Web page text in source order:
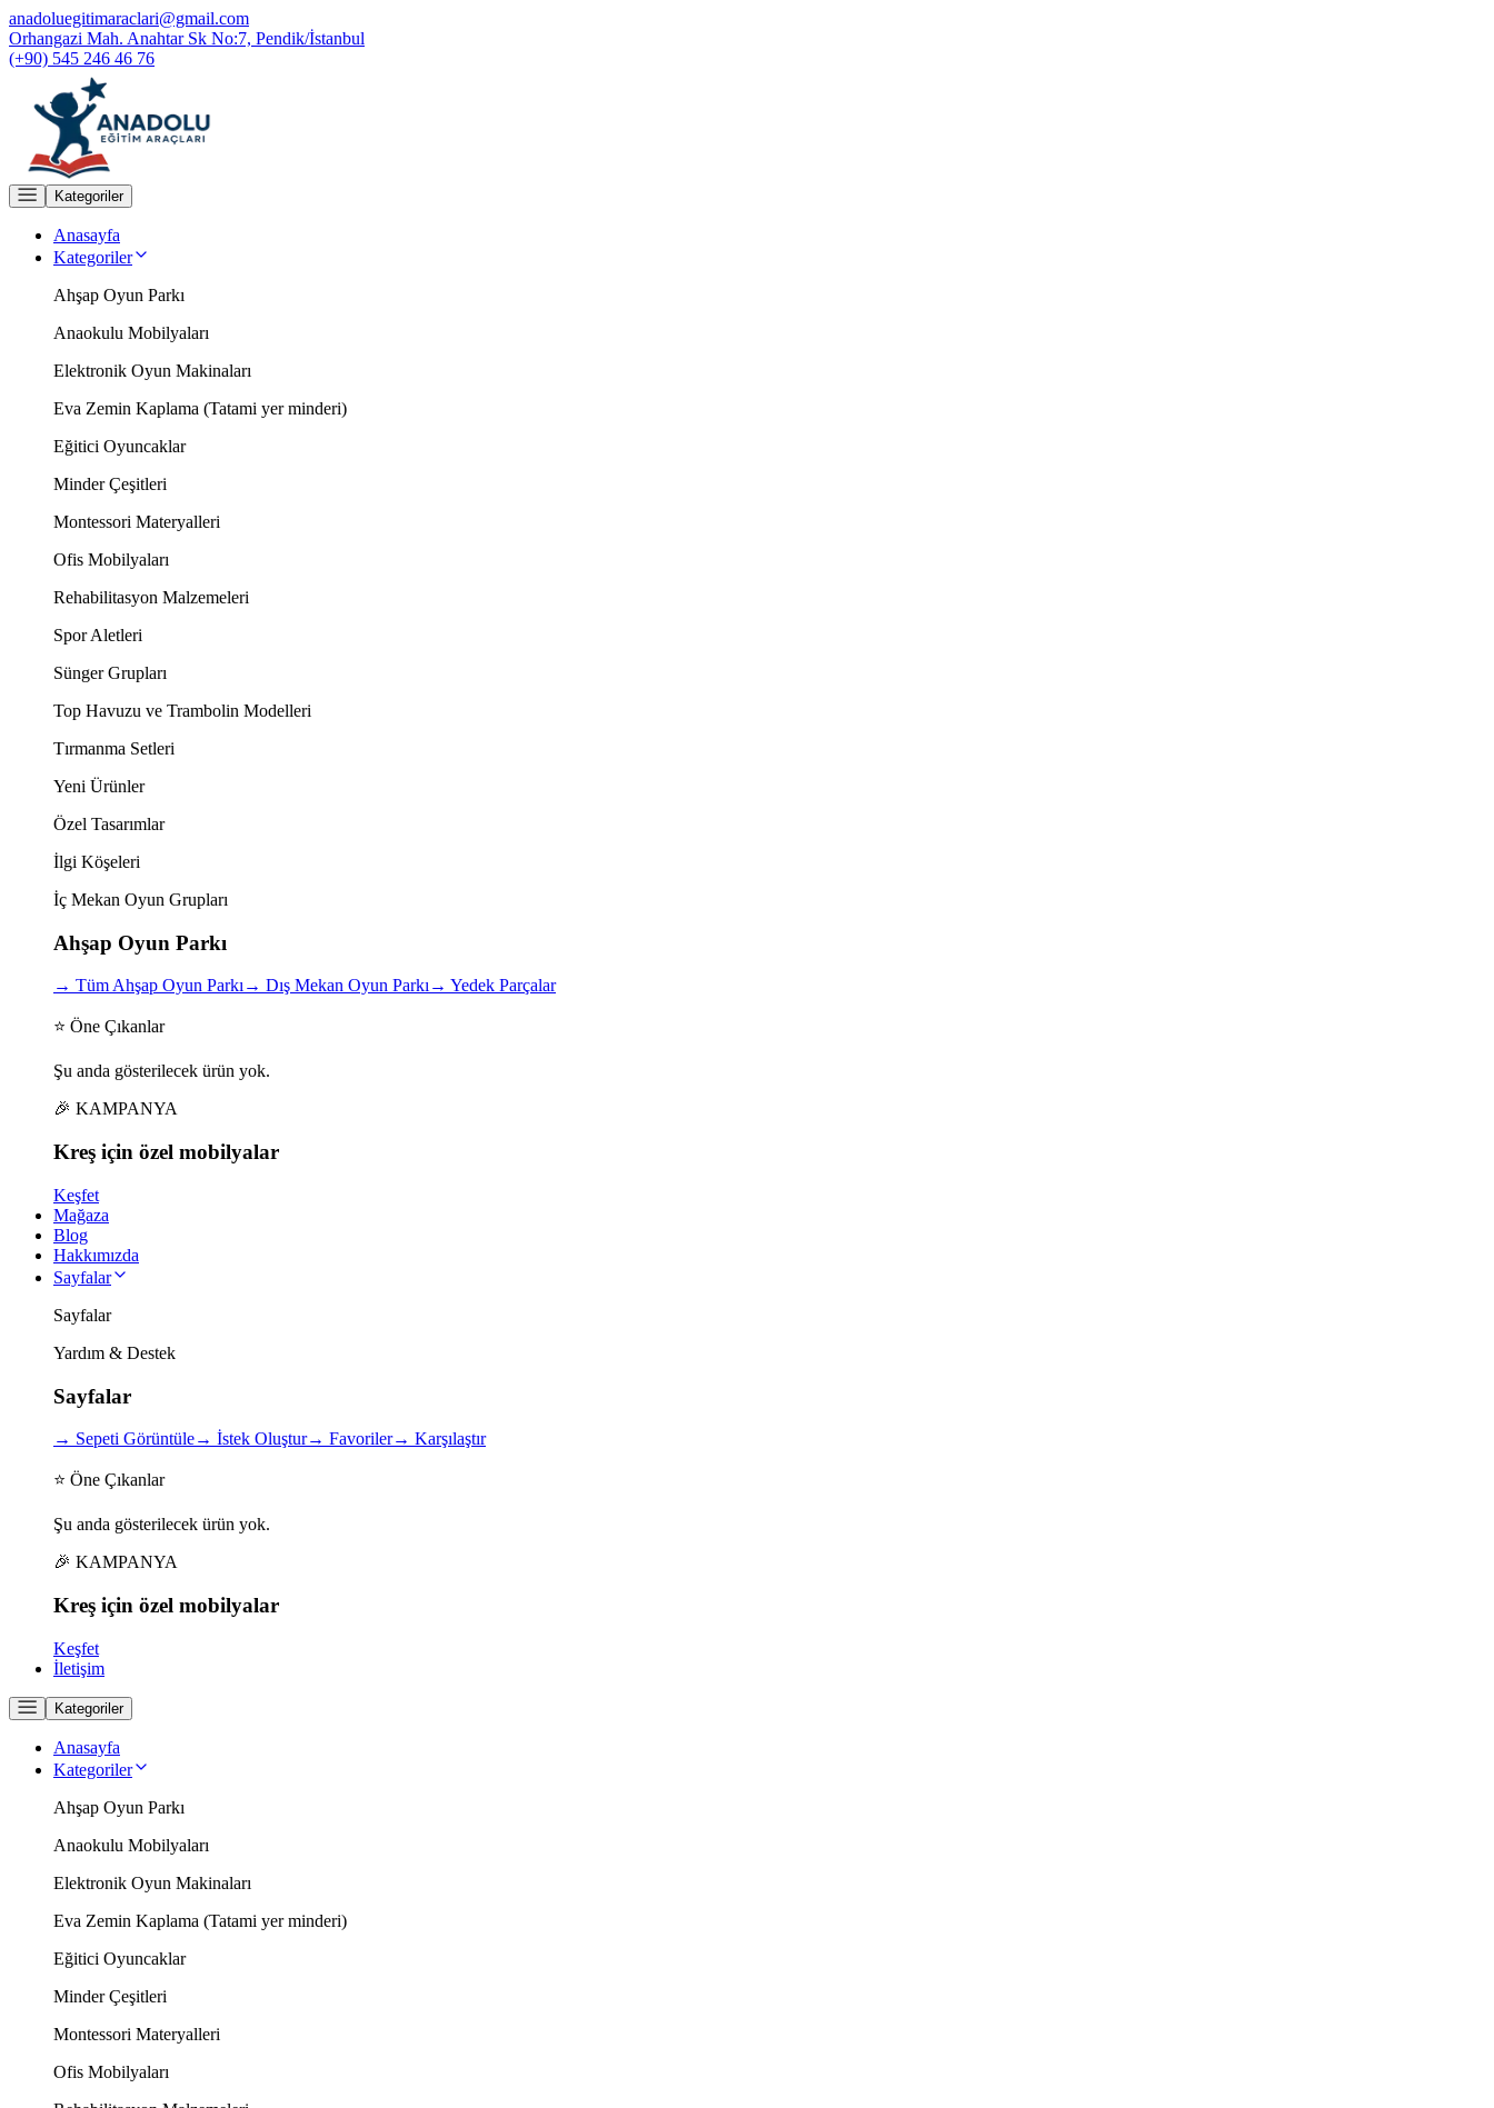
anadoluegitimaraclari@gmail.com
Orhangazi Mah. Anahtar Sk No:7, Pendik/İstanbul
(+90) 545 246 46 76
Kategoriler
Anasayfa
Kategoriler
Ahşap Oyun Parkı
Anaokulu Mobilyaları
Elektronik Oyun Makinaları
Eva Zemin Kaplama (Tatami yer minderi)
Eğitici Oyuncaklar
Minder Çeşitleri
Montessori Materyalleri
Ofis Mobilyaları
Rehabilitasyon Malzemeleri
Spor Aletleri
Sünger Grupları
Top Havuzu ve Trambolin Modelleri
Tırmanma Setleri
Yeni Ürünler
Özel Tasarımlar
İlgi Köşeleri
İç Mekan Oyun Grupları
Ahşap Oyun Parkı
→ Tüm Ahşap Oyun Parkı→ Dış Mekan Oyun Parkı→ Yedek Parçalar
⭐ Öne Çıkanlar
Şu anda gösterilecek ürün yok.
🎉 KAMPANYA
Kreş için özel mobilyalar
Keşfet
Mağaza
Blog
Hakkımızda
Sayfalar
Sayfalar
Yardım & Destek
Sayfalar
→ Sepeti Görüntüle→ İstek Oluştur→ Favoriler→ Karşılaştır
⭐ Öne Çıkanlar
Şu anda gösterilecek ürün yok.
🎉 KAMPANYA
Kreş için özel mobilyalar
Keşfet
İletişim
Kategoriler
Anasayfa
Kategoriler
Ahşap Oyun Parkı
Anaokulu Mobilyaları
Elektronik Oyun Makinaları
Eva Zemin Kaplama (Tatami yer minderi)
Eğitici Oyuncaklar
Minder Çeşitleri
Montessori Materyalleri
Ofis Mobilyaları